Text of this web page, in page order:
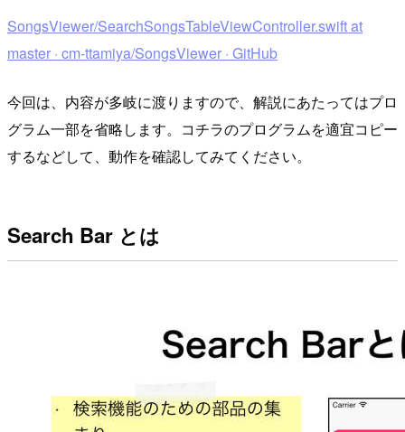
SongsViewer/SearchSongsTableViewController.swift at
master · cm-ttamiya/SongsViewer · GitHub
今回は、内容が多岐に渡りますので、解説にあたってはプロ
グラム一部を省略します。コチラのプログラムを適宜コピー
するなどして、動作を確認してみてください。
Search Bar とは